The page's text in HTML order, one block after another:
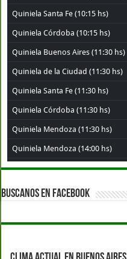
Quiniela Santa Fe (10:15 hs)
Quiniela Córdoba (10:15 hs)
Quiniela Buenos Aires (11:30 hs)
Quiniela de la Ciudad (11:30 hs)
Quiniela Santa Fe (11:30 hs)
Quiniela Córdoba (11:30 hs)
Quiniela Mendoza (11:30 hs)
Quiniela Mendoza (14:00 hs)
Quiniela de la Ciudad (14:00 hs)
Quiniela Buenos Aires (14:00 hs)
Quiniela Córdoba (14:00 hs)
BUSCANOS EN FACEBOOK